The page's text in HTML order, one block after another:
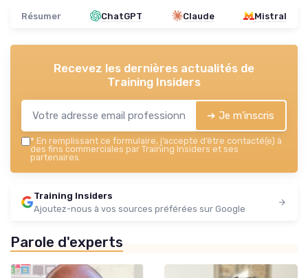
Résumer ChatGPT Claude Mistral
Recevez les dernières actualités de
Training Insiders
➔ Je m'inscris
* En remplissant ce formulaire, j’accepte d’être contacté(e) à
des fins commerciales par Training Insiders et ses
partenaires.
Training Insiders
Ajoutez-nous à vos sources préférées sur Google
Parole d'experts